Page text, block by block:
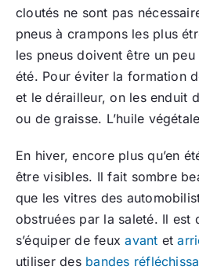
cloutés ne sont pas
pneus à crampons les plus
les pneus doivent être un peu
été. Pour éviter la formation
et le dérailleur, on les enduit
ou de graisse. L’huile
En hiver, encore plus qu’en
être visibles. Il fait sombre
que les vitres des
obstruées par la saleté. Il est
s’équiper de feuxavant et
utiliser des bandes